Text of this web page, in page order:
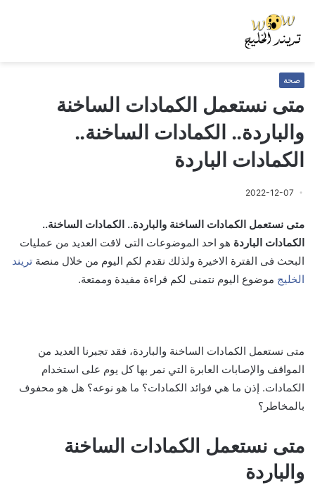
صحة
متى نستعمل الكمادات الساخنة
والباردة.. الكمادات الساخنة..
الكمادات الباردة
2022-12-07
متى نستعمل الكمادات الساخنة والباردة.. الكمادات الساخنة..
الكمادات الباردة هو احد الموضوعات التى لاقت العديد من عمليات
البحث فى الفترة الاخيرة ولذلك نقدم لكم اليوم من خلال منصة تريند
الخليج موضوع اليوم نتمنى لكم قراءة مفيدة وممتعة.
متى نستعمل الكمادات الساخنة والباردة، فقد تجبرنا العديد من
المواقف والإصابات العابرة التي نمر بها كل يوم على استخدام
الكمادات. إذن ما هي فوائد الكمادات؟ ما هو نوعه؟ هل هو محفوف
بالمخاطر؟
متى نستعمل الكمادات الساخنة
والباردة